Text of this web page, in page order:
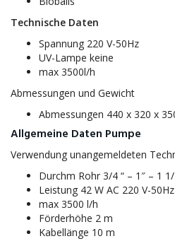
Technische Daten
Spannung 220 V-50Hz
UV-Lampe keine
max 3500l/h
Abmessungen und Gewicht
Abmessungen 440 x 320 x
Allgemeine Daten Pumpe
Verwendung unangemeldeten
Durchm Rohr 3/4 “ – 1″ – 1
Leistung 42 W AC 220 V-50Hz
max 3500 l/h
Förderhöhe 2 m
Kabellänge 10 m